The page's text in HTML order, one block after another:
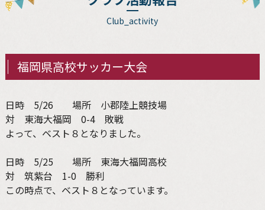
Club_activity
福岡県高校サッカー大会
日時 5/26 場所 小郡陸上競技場
対 東海大福岡 0-4 敗戦
よって、ベスト８となりました。
日時 5/25 場所 東海大福岡高校
対 筑紫台 1-0 勝利
この時点で、ベスト８となっています。